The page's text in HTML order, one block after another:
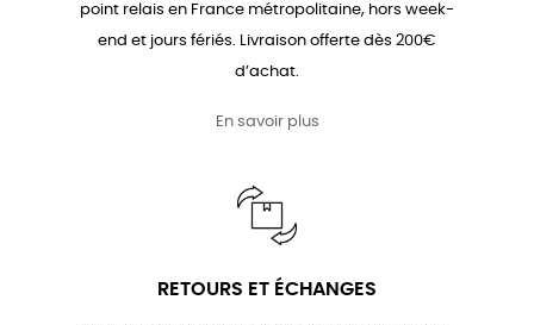
point relais en France métropolitaine, hors week-
end et jours fériés. Livraison offerte dès 200€
d’achat.
En savoir plus
RETOURS ET ÉCHANGES